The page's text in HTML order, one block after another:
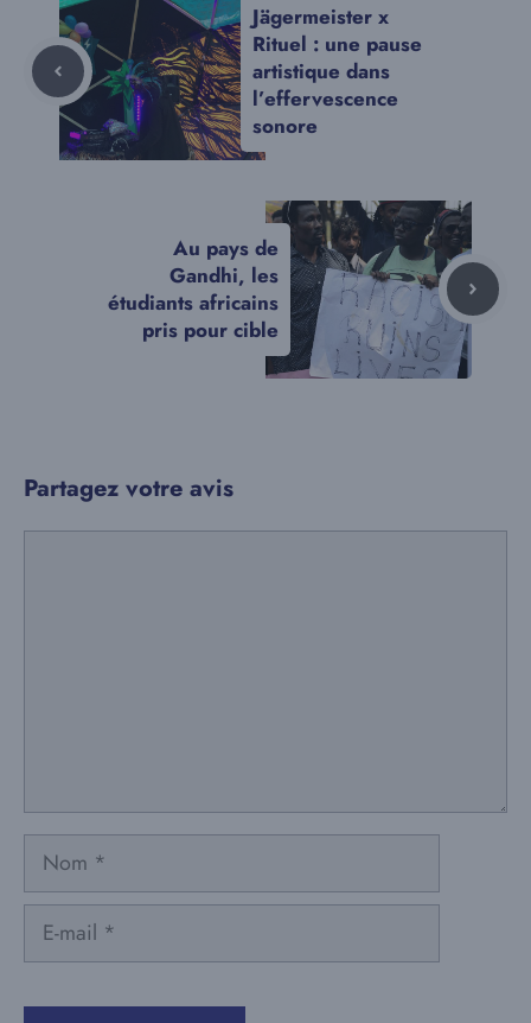
Jägermeister x
Rituel : une pause
artistique dans
l’effervescence
sonore
Au pays de
Gandhi, les
étudiants africains
pris pour cible
Partagez votre avis
Nom
mail